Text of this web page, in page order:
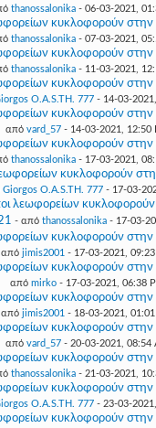
thanossalonika - 06-03-2021,
κυκλοφορούν
thanossalonika - 07-03-2021,
κυκλοφορούν
thanossalonika - 11-03-2021,
κυκλοφορούν
O.A.S.TH. 777- 14-03-
κυκλοφορούν
από vard_57- 14-03-2021, 12:50
κυκλοφορούν
thanossalonika - 17-03-2021,
κυκλοφορούν
Giorgos O.A.S.TH. 777- 17-03-
λεωφορείων
- από thanossalonika - 17-03-
κυκλοφορούν
από jimis2001 - 17-03-2021,
κυκλοφορούν
από mirko- 17-03-2021, 06:38
κυκλοφορούν
από jimis2001 - 18-03-2021,
κυκλοφορούν
από vard_57- 20-03-2021, 08:54
κυκλοφορούν
thanossalonika - 21-03-2021,
κυκλοφορούν
O.A.S.TH. 777- 23-03-
κυκλοφορούν